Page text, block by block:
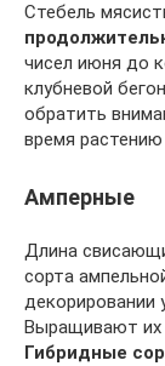
Стебель
чисел июня до
клубневой
обратить
время
Амперные
Длина
сорта
декорировании
Выращивают их
Гибридные